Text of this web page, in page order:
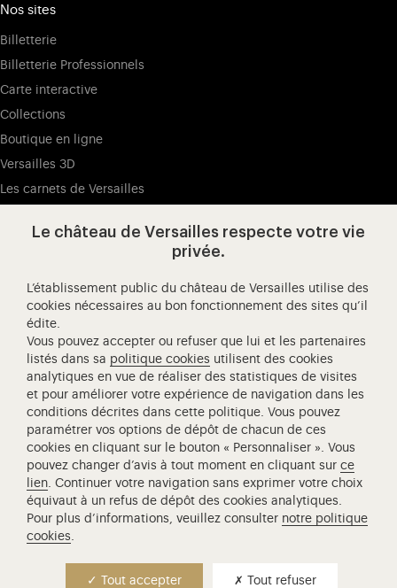
Contact presse
Nos sites
Billetterie
Billetterie Professionnels
Carte interactive
Collections
Boutique en ligne
Versailles 3D
Les carnets de Versailles
Ressources pédagogiques
Visitez notre Facebook (ouverture dans un nouvel
Visitez notre X (ouverture dans un nouvel
Visitez notre Instagram (ouverture
Visitez notre YouTube
Visitez notre
Château de Versailles Spectacles
L'Opéra royal de Versailles
Centre de recherche du château de Versailles
Centre de Musique Baroque de Versailles
Réseau des Résidences Royales Européenne
Société des Amis de Versailles
Académie équestre nationale du domaine de Versailles
Campus Versailles
Le château de Versailles respecte votre vie
privée.
L’établissement public du château de Versailles utilise des
cookies nécessaires au bon fonctionnement des sites qu’il
édite.
Vous pouvez accepter ou refuser que lui et les partenaires
listés dans sa politique cookies utilisent des cookies
analytiques en vue de réaliser des statistiques de visites
et pour améliorer votre expérience de navigation dans les
conditions décrites dans cette politique. Vous pouvez
paramétrer vos options de dépôt de chacun de ces
cookies en cliquant sur le bouton « Personnaliser ». Vous
pouvez changer d’avis à tout moment en cliquant surce
lien. Continuer votre navigation sans exprimer votre choix
équivaut à un refus de dépôt des cookies analytiques.
Pour plus d’informations, veuillez consulter notre politique
cookies.
Tout accepter Tout refuser